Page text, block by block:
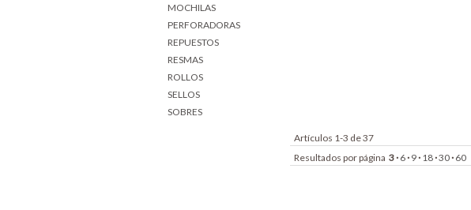
MOCHILAS
PERFORADORAS
REPUESTOS
RESMAS
ROLLOS
SELLOS
SOBRES
Artículos 1-3 de 37
Resultados por página 3· 6· 9· 18·30· 60